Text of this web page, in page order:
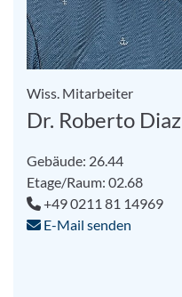
Wiss. Mitarbeiter
Dr. Roberto Diaz
Gebäude: 26.44
Etage/Raum: 02.68
+49 0211 81 14969
E-Mail senden